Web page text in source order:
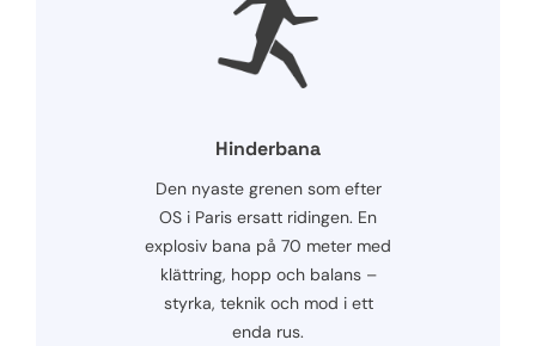
Hinderbana
Den nyaste grenen som efter
OS i Paris ersatt ridingen. En
explosiv bana på 70 meter med
klättring, hopp och balans –
styrka, teknik och mod i ett
enda rus.